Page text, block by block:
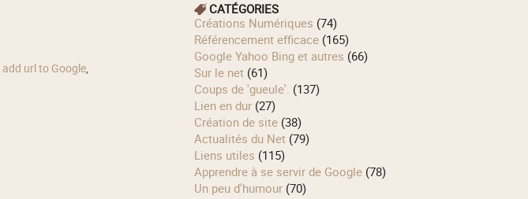
add url to Google,
CATÉGORIES
Créations Numériques (74)
Référencement efficace(165)
Google Yahoo Bing et autres (66)
Sur le net(61)
Coups de 'gueule'. (137)
Lien en dur(27)
Création de site(38)
Actualités du Net(79)
Liens utiles (115)
Apprendre à se servir de Google(78)
Un peu d'humour(70)